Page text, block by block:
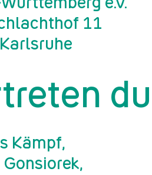
11
Kämpf,